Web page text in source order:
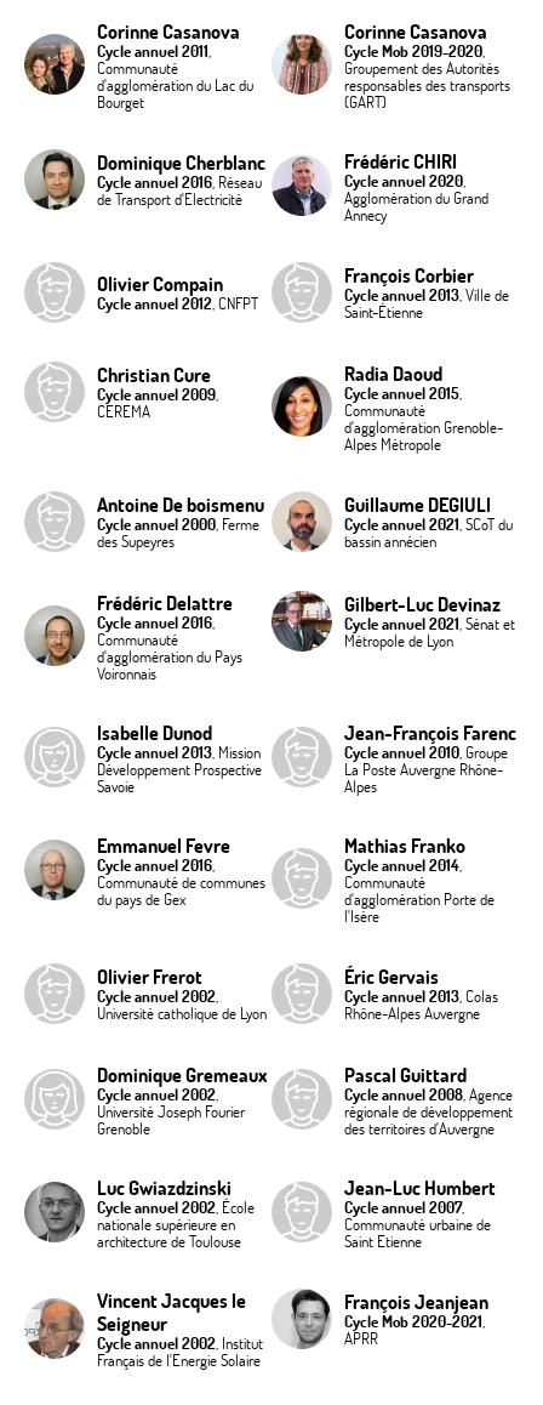
Corinne Casanova
Cycle annuel 2011,
Communauté
d'agglomération du Lac du
Bourget
Corinne Casanova
Cycle Mob 2019-2020,
Groupement des Autorités
responsables des transports
(GART)
Dominique Cherblanc
Cycle annuel 2016, Réseau
de Transport d'Electricité
Frédéric CHIRI
Cycle annuel 2020,
Agglomération du Grand
Annecy
Olivier Compain
Cycle annuel 2012, CNFPT
François Corbier
Cycle annuel 2013, Ville de
Saint-Étienne
Christian Cure
Cycle annuel 2009,
CEREMA
Radia Daoud
Cycle annuel 2015,
Communauté
d'agglomération Grenoble-
Alpes Métropole
Antoine De boismenu
Cycle annuel 2000, Ferme
des Supeyres
Guillaume DEGIULI
Cycle annuel 2021, SCoT du
bassin annécien
Frédéric Delattre
Cycle annuel 2016,
Communauté
d'agglomération du Pays
Voironnais
Gilbert-Luc Devinaz
Cycle annuel 2021, Sénat et
Métropole de Lyon
Isabelle Dunod
Cycle annuel 2013, Mission
Développement Prospective
Savoie
Jean-François Farenc
Cycle annuel 2010, Groupe
La Poste Auvergne Rhône-
Alpes
Emmanuel Fevre
Cycle annuel 2016,
Communauté de communes
du pays de Gex
Mathias Franko
Cycle annuel 2014,
Communauté
d'agglomération Porte de
l'Isère
Olivier Frerot
Cycle annuel 2002,
Université catholique de Lyon
Éric Gervais
Cycle annuel 2013, Colas
Rhône-Alpes Auvergne
Dominique Gremeaux
Cycle annuel 2002,
Université Joseph Fourier
Grenoble
Pascal Guittard
Cycle annuel 2008, Agence
régionale de développement
des territoires d'Auvergne
Luc Gwiazdzinski
Cycle annuel 2002, École
nationale supérieure en
architecture de Toulouse
Jean-Luc Humbert
Cycle annuel 2007,
Communauté urbaine de
Saint Etienne
Vincent Jacques le
Seigneur
Cycle annuel 2002, Institut
Français de l'Energie Solaire
François Jeanjean
Cycle Mob 2020-2021,
APRR